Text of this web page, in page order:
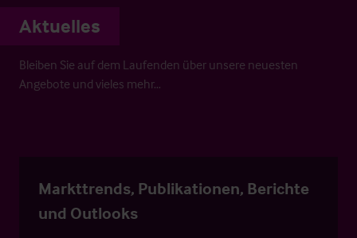
Aktuelles
Bleiben Sie auf dem Laufenden über unsere neuesten
Angebote und vieles mehr…
Markttrends, Publikationen, Berichte
und Outlooks